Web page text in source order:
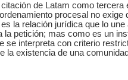
citación de Latam como tercera
procesal no exige
la relación jurídica que lo
la petición; mas como es un
se interpreta con criterio
la existencia de una